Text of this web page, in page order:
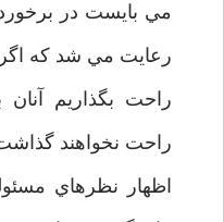
مي بايست در برخورد
رعايت مي شد كه اگر
راحت بگذاريم
راحت نخواهند
اظهار نظرهاي